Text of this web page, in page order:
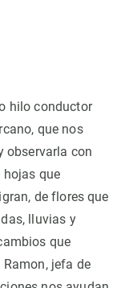
hilo conductor
que nos
observarla con
hojas que
de flores que
lluvias y
que
Ramon, jefa de